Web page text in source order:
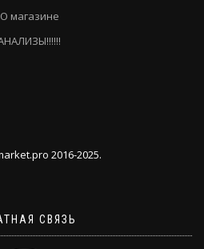
О магазине
2016-2025.
СВЯЗЬ